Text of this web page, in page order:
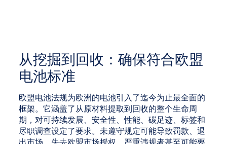
从挖掘到回收：确保符合欧盟
电池标准
欧盟电池法规为欧洲的电池引入了迄今为止最全面的
框架。它涵盖了从原材料提取到回收的整个生命周
期，对可持续发展、安全性、性能、碳足迹、标签和
尽职调查设定了要求。未遵守规定可能导致罚款、退